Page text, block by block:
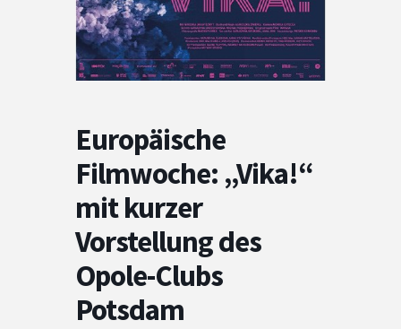
Europäische
Filmwoche: „Vika!“
mit kurzer
Vorstellung des
Opole-Clubs
Potsdam